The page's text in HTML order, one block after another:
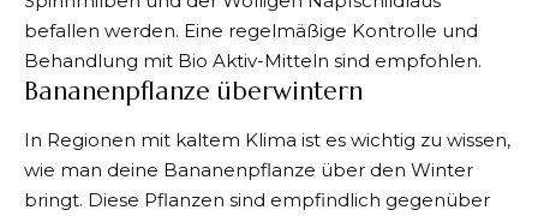
befallen werden. Eine regelmäßige Kontrolle und
Behandlung mit Bio Aktiv-Mitteln sind empfohlen.​
Bananenpflanze überwintern
In Regionen mit kaltem Klima ist es wichtig zu wissen,
wie man deine Bananenpflanze über den Winter
bringt. Diese Pflanzen sind empfindlich gegenüber